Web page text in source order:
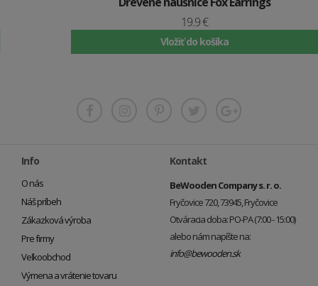
Vložiť do košíka
Info
O nás
Náš príbeh
Zákazková výroba
Pre firmy
Veľkoobchod
Výmena a vrátenie tovaru
Kontakt
BeWooden Company s. r. o.
Fryčovice 720, 73945, Fryčovice
Otváracia doba: PO-PA (7:00 - 15:00)
alebo nám napíšte na:
info@bewooden.sk